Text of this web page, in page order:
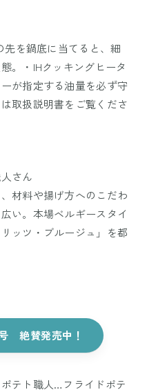
先を鍋底に当てると、細
。・IHクッキングヒータ
が指定する油量を必ず守
取扱説明書をご覧くださ
さん
材料や揚げ方へのこだわ
い。本場ベルギースタイ
ッツ・ブルージュ」を都
絶賛発売中！
テト職人…フライドポテ